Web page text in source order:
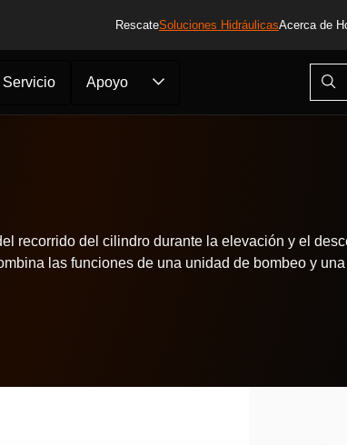
RescateSoluciones HidráulicasAcerca de
Servicio Apoyo
Abrir
modal
de
recorrido del cilindro durante la elevación y el
las funciones de una unidad de bombeo y